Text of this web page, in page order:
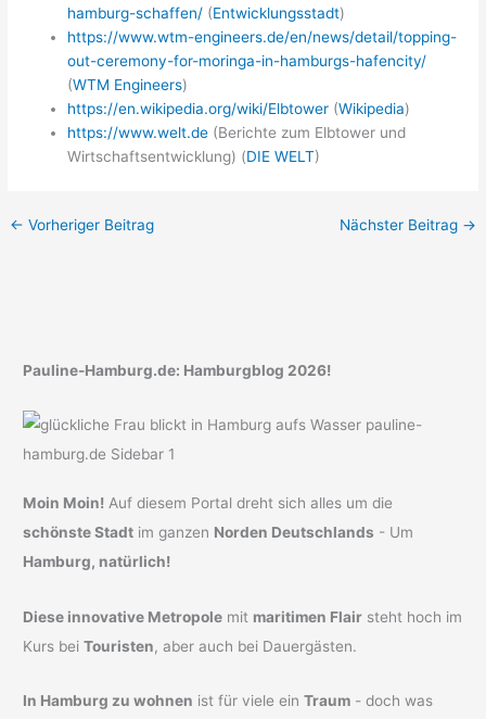
hamburg-schaffen/ (Entwicklungsstadt)
https://www.wtm-engineers.de/en/news/detail/topping-
out-ceremony-for-moringa-in-hamburgs-hafencity/
(WTM Engineers)
https://en.wikipedia.org/wiki/Elbtower (Wikipedia)
https://www.welt.de (Berichte zum Elbtower und
Wirtschaftsentwicklung) (DIE WELT)
← Vorheriger Beitrag Nächster Beitrag →
Pauline-Hamburg.de: Hamburgblog 2026!
Moin Moin! Auf diesem Portal dreht sich alles um die
schönste Stadt im ganzen Norden Deutschlands - Um
Hamburg, natürlich!
Diese innovative Metropole mit maritimen Flair steht hoch im
Kurs beiTouristen, aber auch bei Dauergästen.
In Hamburg zu wohnen ist für viele einTraum - doch was